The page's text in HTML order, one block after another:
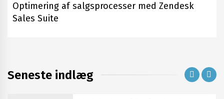
Optimering af salgsprocesser med Zendesk
Sales Suite
Seneste indlæg